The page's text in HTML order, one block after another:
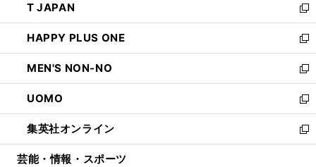
く
で
開
く
ド
ウ
で
開
く
ィ
ン
ド
ウ
で
開
く
い
ウ
ィ
ン
ド
ウ
で
開
く
T JAPAN
新
し
い
ウ
ィ
ン
ド
ウ
で
開
HAPPY PLUS ONE
新
し
い
ウ
ィ
ン
ド
ウ
MEN'S NON-NO
新
し
い
ウ
ィ
ン
UOMO
新
し
い
ウ
集英社オンライン
新
し
芸能・情報・スポーツ